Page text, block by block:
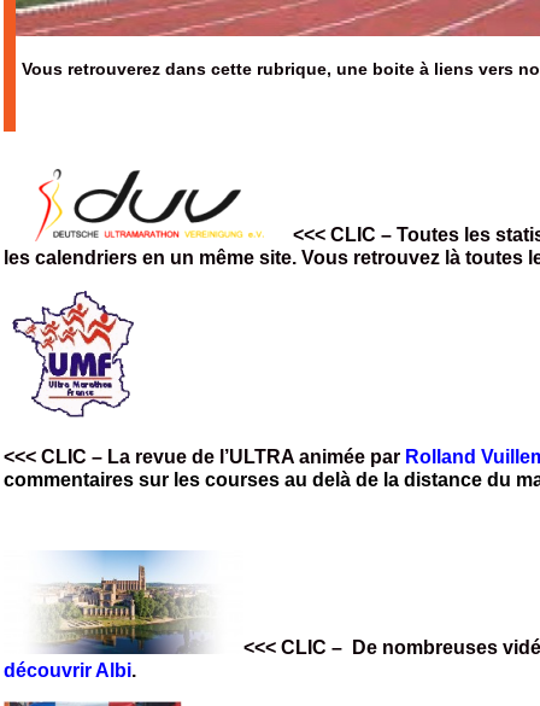
Vous retrouverez dans cette rubrique, une boite à liens vers
<<< CLIC – Toutes les
les calendriers en un même site. Vous retrouvez là toutes
<<< CLIC – La revue de l’ULTRA animée par Rolland
commentaires sur les courses au delà de la distance du
<<< CLIC – De nombreuses
découvrir Albi.